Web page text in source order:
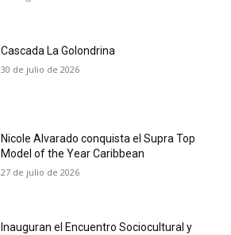
Cascada La Golondrina
30 de julio de 2026
Nicole Alvarado conquista el Supra Top
Model of the Year Caribbean
27 de julio de 2026
Inauguran el Encuentro Sociocultural y